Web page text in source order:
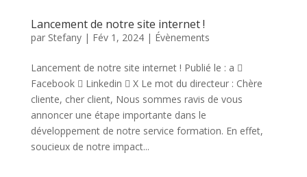
Lancement de notre site internet !
par Stefany| Fév 1, 2024| Évènements
Lancement de notre site internet ! Publié le : a 
Facebook  Linkedin  X Le mot du directeur : Chère
cliente, cher client, Nous sommes ravis de vous
annoncer une étape importante dans le
développement de notre service formation. En effet,
soucieux de notre impact...